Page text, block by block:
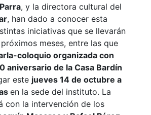
, y la directora cultural del
, han dado a conocer esta
iniciativas que se llevarán
meses, entre las que
coloquio organizada con
aniversario de la Casa Bardín
este jueves 14 de octubre a
en la sede del instituto. La
con la intervención de los